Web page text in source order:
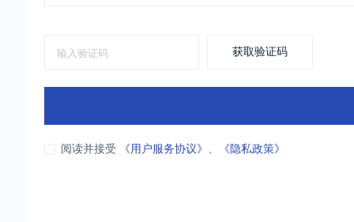
获取验证码
阅读并接受 《用户服务协议》 、 《隐私政策》